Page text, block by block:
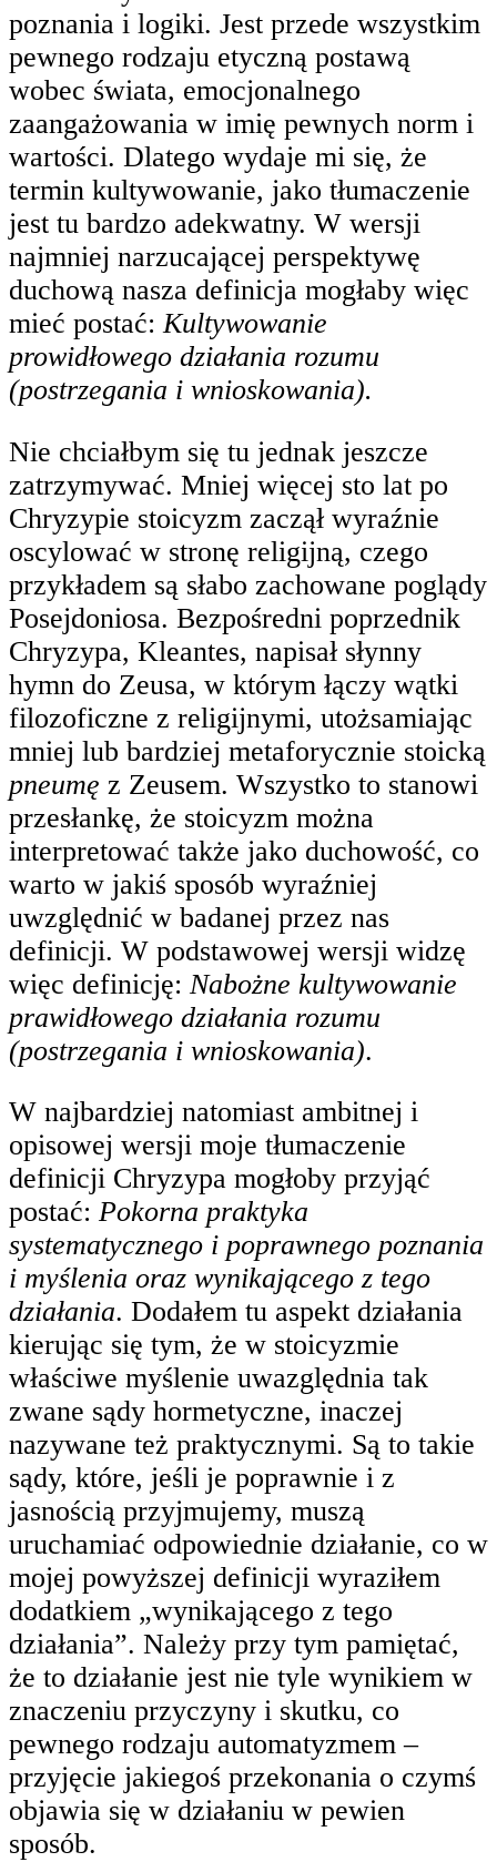
poznania i logiki. Jest przede wszystkim
pewnego rodzaju etyczną postawą
wobec świata, emocjonalnego
zaangażowania w imię pewnych norm i
wartości. Dlatego wydaje mi się, że
termin kultywowanie, jako tłumaczenie
jest tu bardzo adekwatny. W wersji
najmniej narzucającej perspektywę
duchową nasza definicja mogłaby więc
mieć postać:Kultywowanie
prowidłowego działania rozumu
(postrzegania i wnioskowania).
Nie chciałbym się tu jednak jeszcze
zatrzymywać. Mniej więcej sto lat po
Chryzypie stoicyzm zaczął wyraźnie
oscylować w stronę religijną, czego
przykładem są słabo zachowane poglądy
Posejdoniosa. Bezpośredni poprzednik
Chryzypa, Kleantes, napisał słynny
hymn do Zeusa, w którym łączy wątki
filozoficzne z religijnymi, utożsamiając
mniej lub bardziej metaforycznie stoicką
pneumę z Zeusem. Wszystko to stanowi
przesłankę, że stoicyzm można
interpretować także jako duchowość, co
warto w jakiś sposób wyraźniej
uwzględnić w badanej przez nas
definicji. W podstawowej wersji widzę
więc definicję: Nabożne kultywowanie
prawidłowego działania rozumu
(postrzegania i wnioskowania).
W najbardziej natomiast ambitnej i
opisowej wersji moje tłumaczenie
definicji Chryzypa mogłoby przyjąć
postać: Pokorna praktyka
systematycznego i poprawnego poznania
i myślenia oraz wynikającego z tego
działania. Dodałem tu aspekt działania
kierując się tym, że w stoicyzmie
właściwe myślenie uwazględnia tak
zwane sądy hormetyczne, inaczej
nazywane też praktycznymi. Są to takie
sądy, które, jeśli je poprawnie i z
jasnością przyjmujemy, muszą
uruchamiać odpowiednie działanie, co w
mojej powyższej definicji wyraziłem
dodatkiem „wynikającego z tego
działania”. Należy przy tym pamiętać,
że to działanie jest nie tyle wynikiem w
znaczeniu przyczyny i skutku, co
pewnego rodzaju automatyzmem –
przyjęcie jakiegoś przekonania o czymś
objawia się w działaniu w pewien
sposób.